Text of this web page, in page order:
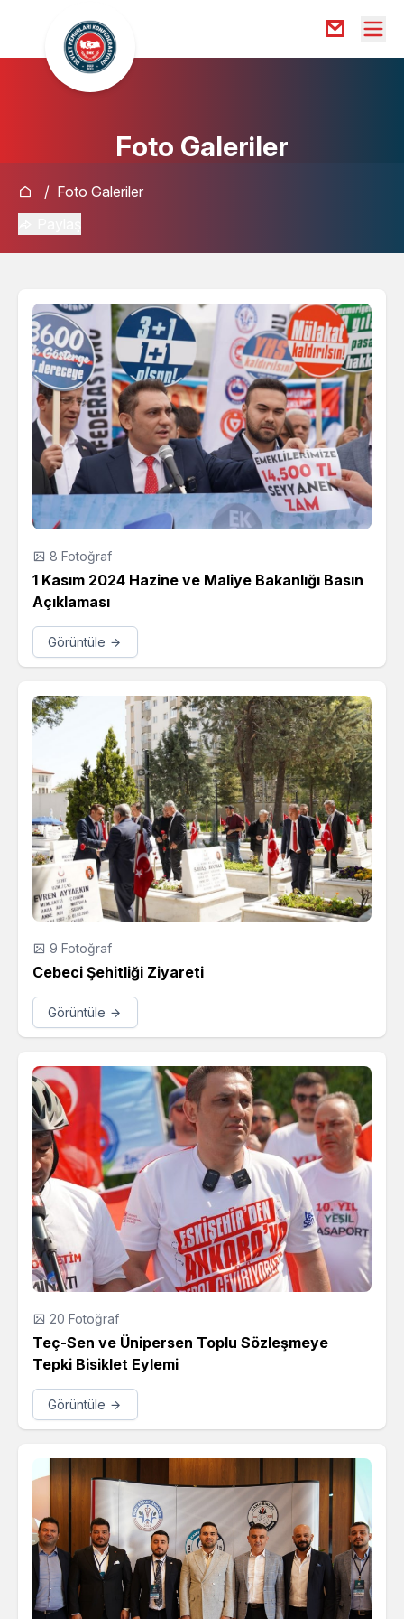
Foto Galeriler
/ Foto Galeriler
8 Fotoğraf
1 Kasım 2024 Hazine ve Maliye Bakanlığı Basın
Açıklaması
Görüntüle
9 Fotoğraf
Cebeci Şehitliği Ziyareti
Görüntüle
20 Fotoğraf
Teç-Sen ve Ünipersen Toplu Sözleşmeye
Tepki Bisiklet Eylemi
Görüntüle